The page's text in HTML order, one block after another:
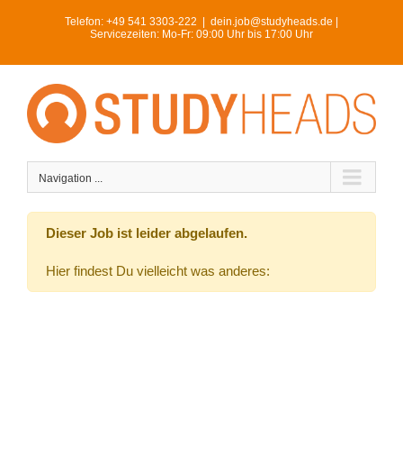
Telefon: +49 541 3303-222
dein.job@studyheads.de |
Servicezeiten: Mo-Fr: 09:00 Uhr bis 17:00 Uhr
Navigation ...
Dieser Job ist leider abgelaufen.
Hier findest Du vielleicht was anderes: